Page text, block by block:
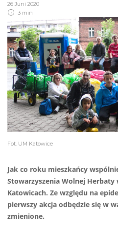
26 Juni 2020
3 min
Fot. UM Katowice
Jak co roku mieszkańcy
Stowarzyszenia Wolnej
Katowicach. Ze względu na
pierwszy akcja odbędzie się w
zmienione.